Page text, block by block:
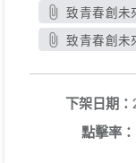
致青春創未
致青春創未
下架日期：
點擊率：